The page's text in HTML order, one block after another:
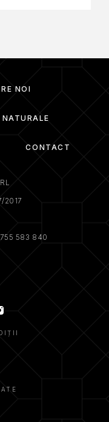
NOI
CONTACT
2017
583 840